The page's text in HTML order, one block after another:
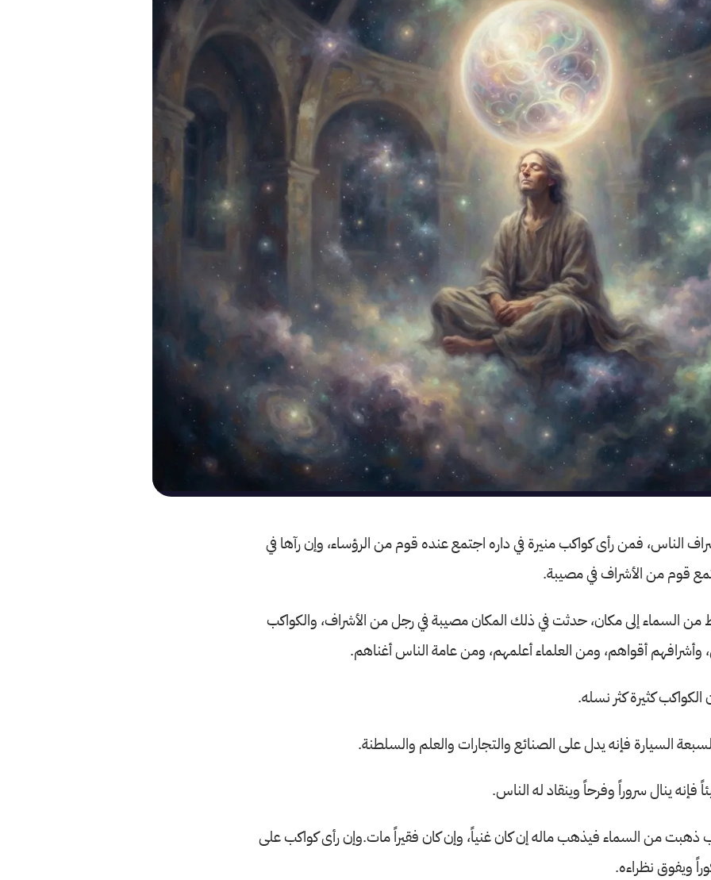
الناس، فمن رأى كواكب منيرة في داره اجتمع عنده قوم من الرؤساء، وإن رآها في
قوم من الأشراف في مصيبة.
السماء إلى مكان، حدثت في ذلك المكان مصيبة في رجل من الأشراف، والكواكب
أقواهم، ومن العلماء أعلمهم، ومن عامة الناس أغناهم.
كثيرة كثر نسله.
السيارة فإنه يدل على الصنائع والتجارات والعلم والسلطنة.
فإنه ينال سروراً وفرحاً وينقاد له الناس.
ذهبت من السماء فيذهب ماله إن كان غنياً، وإن كان فقيراً مات.وإن رأى كواكب على
ويفوق نظراءه.